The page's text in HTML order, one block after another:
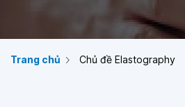
Trang chủ Chủ đề Elastography